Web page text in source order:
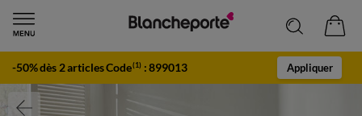
-50% dès 2 articles Code(1) :899013 Appliquer